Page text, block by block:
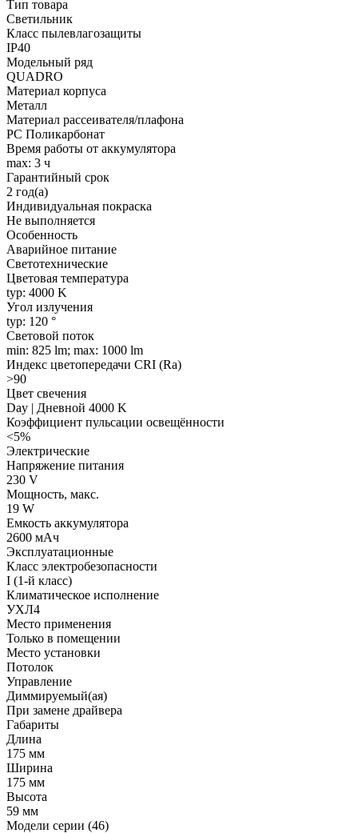
Тип товара
Светильник
Класс пылевлагозащиты
IP40
Модельный ряд
QUADRO
Материал корпуса
Металл
Материал рассеивателя/плафона
PC Поликарбонат
Время работы от аккумулятора
max: 3 ч
Гарантийный срок
2 год(а)
Индивидуальная покраска
Не выполняется
Особенность
Аварийное питание
Светотехнические
Цветовая температура
typ: 4000 K
Угол излучения
typ: 120 °
Световой поток
min: 825 lm; max: 1000 lm
Индекс цветопередачи CRI (Ra)
>90
Цвет свечения
Day | Дневной 4000 K
Коэффициент пульсации освещённости
<5%
Электрические
Напряжение питания
230 V
Мощность, макс.
19 W
Емкость аккумулятора
2600 мАч
Эксплуатационные
Класс электробезопасности
I (1-й класс)
Климатическое исполнение
УХЛ4
Место применения
Только в помещении
Место установки
Потолок
Управление
Диммируемый(ая)
При замене драйвера
Габариты
Длина
175 мм
Ширина
175 мм
Высота
59 мм
Модели серии (46)